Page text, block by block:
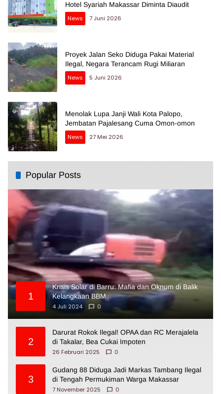
Hotel Syariah Makassar Diminta Diaudit
News
7 Juni 2026
Proyek Jalan Seko Diduga Pakai Material
Ilegal, Negara Terancam Rugi Miliaran
News
5 Juni 2026
Menolak Lupa Janji Wali Kota Palopo,
Jembatan Pajalesang Cuma Omon-omon
News
27 Mei 2026
Popular Posts
1
Krisis Solar di Barru: Mafia dan Oknum di Balik
Kelangkaan BBM
4 Juli 2024
0
2
Darurat Rokok Ilegal! OPAA dan RC Merajalela
di Takalar, Bea Cukai Impoten
26 Februari 2025
0
3
Gudang 88 Diduga Jadi Markas Tambang Ilegal
di Tengah Permukiman Warga Makassar
7 November 2025
0